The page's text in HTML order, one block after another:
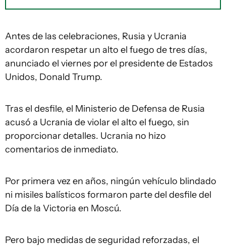
Antes de las celebraciones, Rusia y Ucrania
acordaron respetar un alto el fuego de tres días,
anunciado el viernes por el presidente de Estados
Unidos, Donald Trump.
Tras el desfile, el Ministerio de Defensa de Rusia
acusó a Ucrania de violar el alto el fuego, sin
proporcionar detalles. Ucrania no hizo
comentarios de inmediato.
Por primera vez en años, ningún vehículo blindado
ni misiles balísticos formaron parte del desfile del
Día de la Victoria en Moscú.
Pero bajo medidas de seguridad reforzadas, el